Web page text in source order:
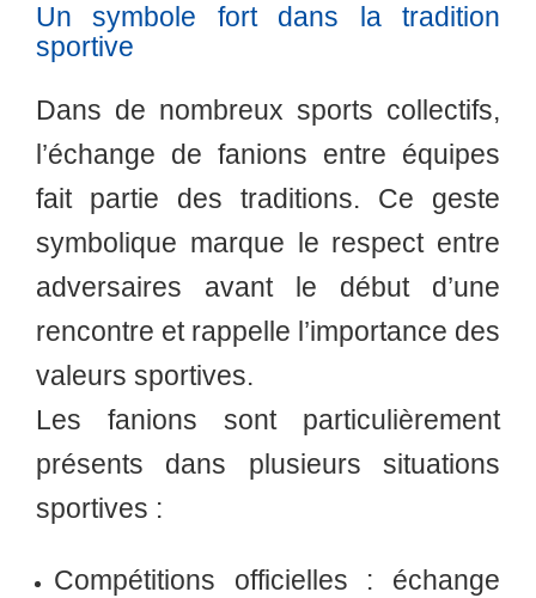
Un symbole fort dans la tradition
sportive
Dans de nombreux sports collectifs,
l’échange de fanions entre équipes
fait partie des traditions. Ce geste
symbolique marque le respect entre
adversaires avant le début d’une
rencontre et rappelle l’importance des
valeurs sportives.
Les fanions sont particulièrement
présents dans plusieurs situations
sportives :
Compétitions officielles : échange